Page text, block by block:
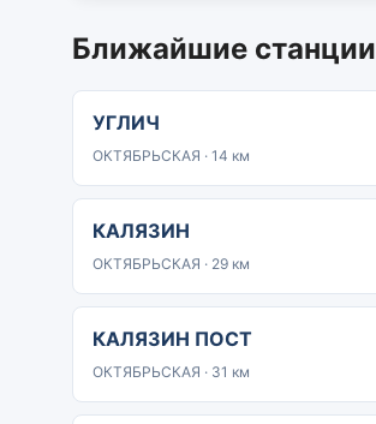
Ближайшие станции
УГЛИЧ
ОКТЯБРЬСКАЯ · 14 км
КАЛЯЗИН
ОКТЯБРЬСКАЯ · 29 км
КАЛЯЗИН ПОСТ
ОКТЯБРЬСКАЯ · 31 км